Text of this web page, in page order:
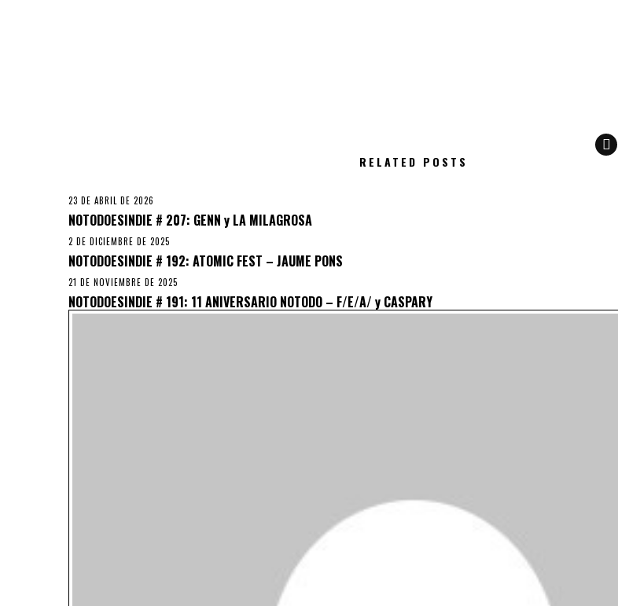
RELATED POSTS
23 DE ABRIL DE 2026
NOTODOESINDIE # 207: GENN y LA MILAGROSA
2 DE DICIEMBRE DE 2025
NOTODOESINDIE # 192: ATOMIC FEST – JAUME PONS
21 DE NOVIEMBRE DE 2025
NOTODOESINDIE # 191: 11 ANIVERSARIO NOTODO – F/E/A/ y CASPARY